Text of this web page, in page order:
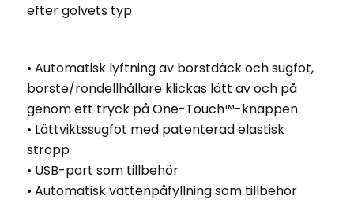
efter golvets typ
• Automatisk lyftning av borstdäck och sugfot,
borste/rondellhållare klickas lätt av och på
genom ett tryck på One-Touch™-knappen
• Lättviktssugfot med patenterad elastisk
stropp
• USB-port som tillbehör
• Automatisk vattenpåfyllning som tillbehör